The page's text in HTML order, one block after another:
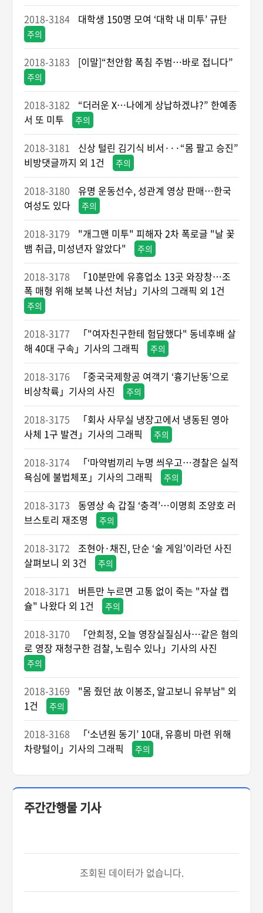
2018-3184 대학생 150명 모여 ‘대학 내 미투’ 규탄
주의
2018-3183 [이말]“천안함 폭침 주범…바로 접니다”
주의
2018-3182
“더러운 X…나에게 상납하겠냐?” 한예종
서 또 미투
주의
2018-3181
신상 털린 김기식 비서···“몸 팔고 승진”
비방댓글까지 외 1건
주의
2018-3180
유명 운동선수, 성관계 영상 판매…한국
여성도 있다
주의
2018-3179
"개그맨 미투" 피해자 2차 폭로글 "날 꽃
뱀 취급, 미성년자 알았다"
주의
2018-3178
「10분만에 유흥업소 13곳 와장창…조
폭 매형 위해 보복 나선 처남」기사의 그래픽 외 1건
주의
2018-3177
「"여자친구한테 험담했다" 동네후배 살
해 40대 구속」기사의 그래픽
주의
2018-3176
「중국국제항공 여객기 ‘흉기난동’으로
비상착륙」기사의 사진
주의
2018-3175
「회사 사무실 냉장고에서 냉동된 영아
사체 1구 발견」기사의 그래픽
주의
2018-3174
「‘마약범끼리 누명 씌우고…경찰은 실적
욕심에 불법체포」기사의 그래픽
주의
2018-3173
동영상 속 갑질 ‘충격’…이명희 조양호 러
브스토리 재조명
주의
2018-3172
조현아·채진, 단순 ‘술 게임’이라던 사진
살펴보니 외 3건
주의
2018-3171
버튼만 누르면 고통 없이 죽는 "자살 캡
슐" 나왔다 외 1건
주의
2018-3170
「안희정, 오늘 영장실질심사…같은 혐의
로 영장 재청구한 검찰, 노림수 있나」기사의 사진
주의
2018-3169
"몸 줬던 故 이봉조, 알고보니 유부남" 외
1건
주의
2018-3168
「‘소년원 동기’ 10대, 유흥비 마련 위해
차량털이」기사의 그래픽
주의
주간간행물 기사
조회된 데이터가 없습니다.